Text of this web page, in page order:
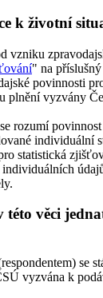
k životní
vzniku
" na
povinnosti
plnění vyzvány
rozumí
individuální
statistická
věci
se
vyzvána k